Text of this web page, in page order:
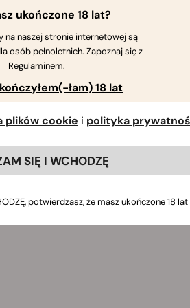
60 ml.
butelki, około 30 ml, przez 4
butelki przez kolejne 4 minuty.
świeższym odczuciem w ustach
i
Tylko do użytku zewnętrznego.
Użyj całej butelki podczas
ukończone 18 lat?
na naszej stronie internetowej są
osób pełnoletnich. Zapoznaj się z
Regulaminem.
łam) 18 lat
plików cookie i polityka
SIĘ I WCHODZĘ
potwierdzasz, że masz ukończone 18 lat